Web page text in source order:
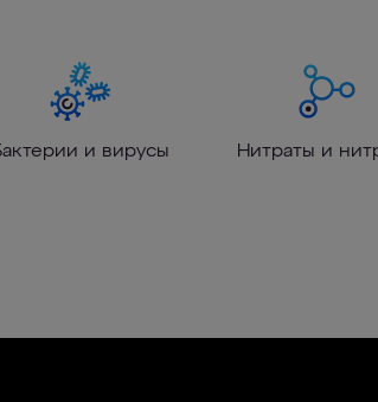
и вирусы Нитраты и